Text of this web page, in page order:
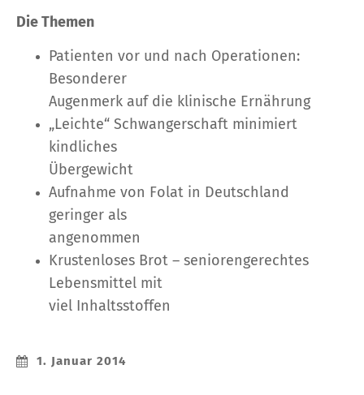
Die Themen
Patienten vor und nach Operationen:
Besonderer
Augenmerk auf die klinische Ernährung
„Leichte“ Schwangerschaft minimiert
kindliches
Übergewicht
Aufnahme von Folat in Deutschland
geringer als
angenommen
Krustenloses Brot – seniorengerechtes
Lebensmittel mit
viel Inhaltsstoffen
1. Januar 2014